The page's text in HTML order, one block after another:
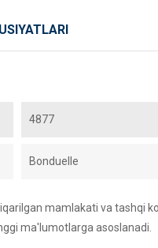
4877
Bonduelle
mamlakati va tashqi
ma'lumotlarga asoslanadi.